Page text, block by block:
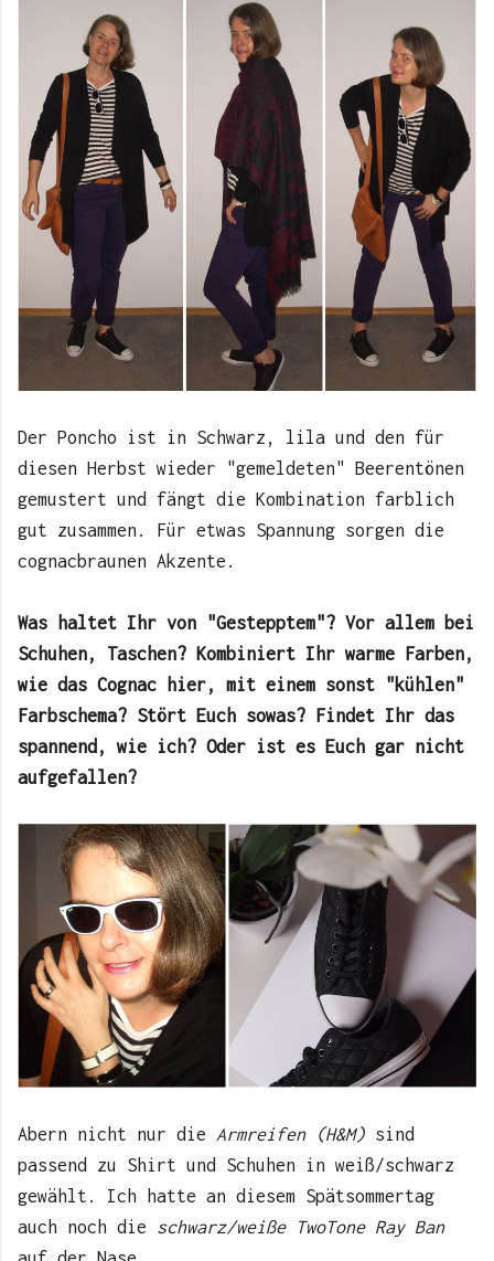
Der Poncho ist in Schwarz, lila und den für
diesen Herbst wieder "gemeldeten" Beerentönen
gemustert und fängt die Kombination farblich
gut zusammen. Für etwas Spannung sorgen die
cognacbraunen Akzente.
Was haltet Ihr von "Gestepptem"? Vor allem bei
Schuhen, Taschen? Kombiniert Ihr warme Farben,
wie das Cognac hier, mit einem sonst "kühlen"
Farbschema? Stört Euch sowas? Findet Ihr das
spannend, wie ich? Oder ist es Euch gar nicht
aufgefallen?
Abern nicht nur die Armreifen (H&M) sind
passend zu Shirt und Schuhen in weiß/schwarz
gewählt. Ich hatte an diesem Spätsommertag
auch noch die schwarz/weiße TwoTone Ray Ban